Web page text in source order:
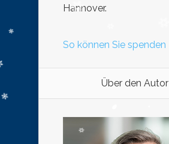
Hannover.
So können Sie spenden
Über den Autor